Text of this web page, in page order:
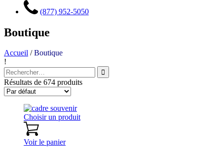
(877) 952-5050
Boutique
Accueil /Boutique
!
Recherche
pour
:
Résultats de 674 produits
Choisir un produit
Voir le panier